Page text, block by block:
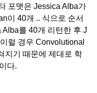
포맷은 Jessica Alba가
이 40개 .. 식으로 순서
를 40개 리턴한 후 J
럴 경우 Convolutional
지기 때문에 제대로 학
다.